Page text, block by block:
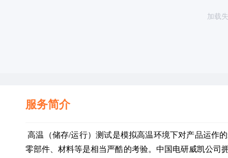
加载
服务简介
高温（储存/运行）测试是模拟高温环境下对产品运作
零部件、材料等是相当严酷的考验。中国电研威凯公司